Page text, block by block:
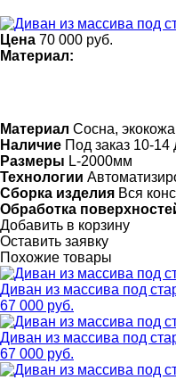
Цена 70 000 руб.
Материал:
Материал Сосна,
Наличие Под заказ 10-14
Размеры L-2000мм
Технологии
Сборка изделия Вся
Обработка
Добавить в корзину
Оставить заявку
Похожие товары
Диван из массива под
67 000 руб.
Диван из массива под
67 000 руб.